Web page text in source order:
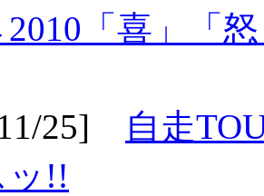
「喜」「
25]
自走
ッ!!